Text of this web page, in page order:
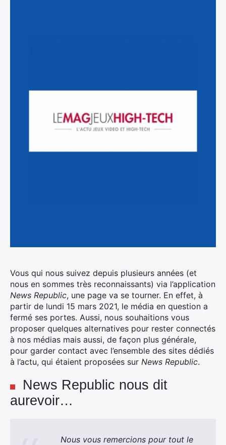
Vous qui nous suivez depuis plusieurs années (et
nous en sommes très reconnaissants) via l’application
News Republic, une page va se tourner. En effet, à
partir de lundi 15 mars 2021, le média en question a
fermé ses portes. Aussi, nous souhaitions vous
proposer quelques alternatives pour rester connectés
à nos médias mais aussi, de façon plus générale,
pour garder contact avec l’ensemble des sites dédiés
à l’actu, qui étaient proposées sur News Republic.
News Republic nous dit
aurevoir…
Nous vous remercions pour tout le